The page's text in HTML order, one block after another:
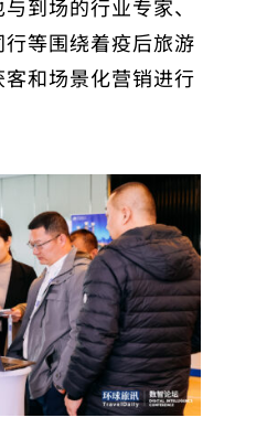
到场的行业专家、
等围绕着疫后旅游
和场景化营销进行